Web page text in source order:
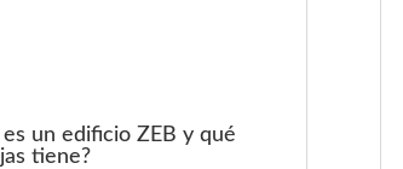
es un edificio ZEB y qué
tiene?